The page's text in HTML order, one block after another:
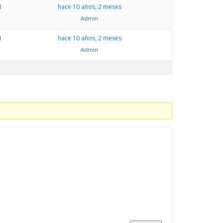
hace 10 años, 2 meses
Admin
hace 10 años, 2 meses
Admin